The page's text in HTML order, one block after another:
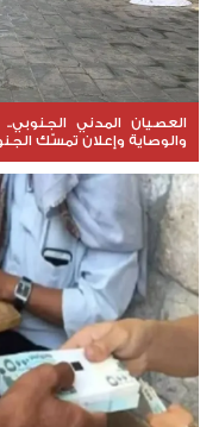
العصيان المدني
والوصاية وإعلان تمسّك